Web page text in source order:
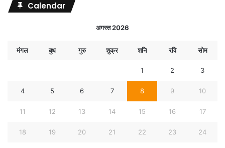
Calendar
अगस्त 2026
मंगल बुध गुरु शुक्र शनि रवि सोम
1 2 3
4 5 6 7 8 9 10
11 12 13 14 15 16 17
18 19 20 21 22 23 24